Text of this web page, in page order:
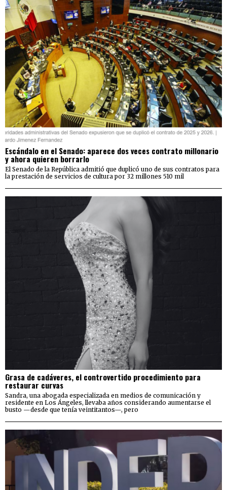
Escándalo en el Senado: aparece dos veces contrato millonario
y ahora quieren borrarlo
El Senado de la República admitió que duplicó uno de sus contratos para
la prestación de servicios de cultura por 32 millones 510 mil
Grasa de cadáveres, el controvertido procedimiento para
restaurar curvas
Sandra, una abogada especializada en medios de comunicación y
residente en Los Ángeles, llevaba años considerando aumentarse el
busto —desde que tenía veintitantos—, pero